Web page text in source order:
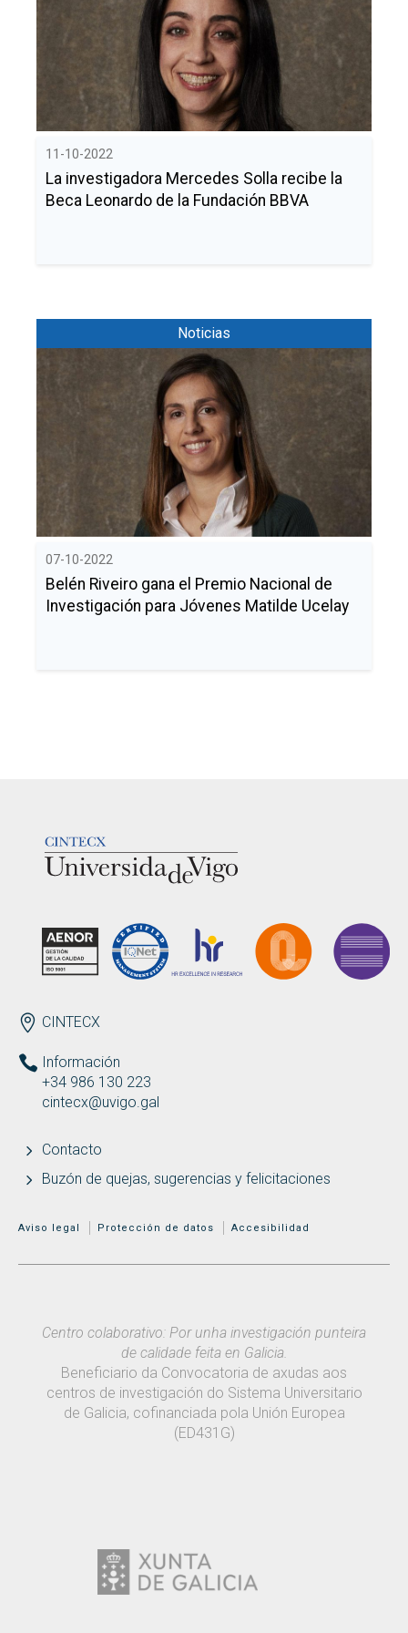
Search
Buscar
por:
BUSCAR
TwitterInstagramYoutubeLinkedin
11-10-2022
La investigadora Mercedes Solla recibe la
Beca Leonardo de la Fundación BBVA
Noticias
07-10-2022
Belén Riveiro gana el Premio Nacional de
Investigación para Jóvenes Matilde Ucelay
ENDEREZO ES
CINTECX
Información
+34 986 130 223
cintecx@uvigo.gal
Contacto
Buzón de quejas, sugerencias y felicitaciones
MENÚ ADICIONAL
Aviso legal Protección de datos Accesibilidad
Centro colaborativo: Por unha investigación punteira
de calidade feita en Galicia.
Beneficiario da Convocatoria de axudas aos
centros de investigación do Sistema Universitario
de Galicia, cofinanciada pola Unión Europea
(ED431G)